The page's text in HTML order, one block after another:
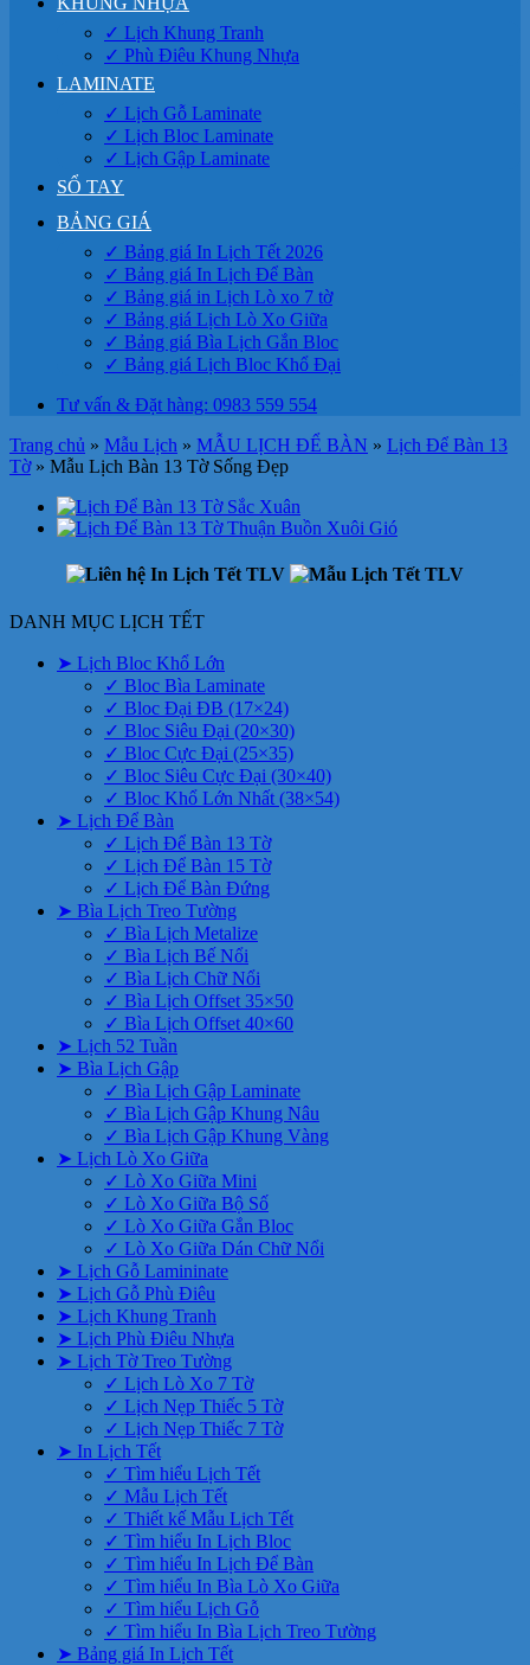
✓ Lịch Khung Tranh
✓ Phù Điêu Khung Nhựa
LAMINATE
✓ Lịch Gỗ Laminate
✓ Lịch Bloc Laminate
✓ Lịch Gập Laminate
SỔ TAY
BẢNG GIÁ
✓ Bảng giá In Lịch Tết 2026
✓ Bảng giá In Lịch Để Bàn
✓ Bảng giá in Lịch Lò xo 7 tờ
✓ Bảng giá Lịch Lò Xo Giữa
✓ Bảng giá Bìa Lịch Gắn Bloc
✓ Bảng giá Lịch Bloc Khổ Đại
Tư vấn & Đặt hàng: 0983 559 554
Trang chủ » Mẫu Lịch » MẪU LỊCH ĐỂ BÀN » Lịch Để Bàn 13
Tờ » Mẫu Lịch Bàn 13 Tờ Sống Đẹp
DANH MỤC LỊCH TẾT
➤ Lịch Bloc Khổ Lớn
✓ Bloc Bìa Laminate
✓ Bloc Đại ĐB (17×24)
✓ Bloc Siêu Đại (20×30)
✓ Bloc Cực Đại (25×35)
✓ Bloc Siêu Cực Đại (30×40)
✓ Bloc Khổ Lớn Nhất (38×54)
➤ Lịch Để Bàn
✓ Lịch Để Bàn 13 Tờ
✓ Lịch Để Bàn 15 Tờ
✓ Lịch Để Bàn Đứng
➤ Bìa Lịch Treo Tường
✓ Bìa Lịch Metalize
✓ Bìa Lịch Bế Nổi
✓ Bìa Lịch Chữ Nổi
✓ Bìa Lịch Offset 35×50
✓ Bìa Lịch Offset 40×60
➤ Lịch 52 Tuần
➤ Bìa Lịch Gập
✓ Bìa Lịch Gập Laminate
✓ Bìa Lịch Gập Khung Nâu
✓ Bìa Lịch Gập Khung Vàng
➤ Lịch Lò Xo Giữa
✓ Lò Xo Giữa Mini
✓ Lò Xo Giữa Bộ Số
✓ Lò Xo Giữa Gắn Bloc
✓ Lò Xo Giữa Dán Chữ Nổi
➤ Lịch Gỗ Lamininate
➤ Lịch Gỗ Phù Điêu
➤ Lịch Khung Tranh
➤ Lịch Phù Điêu Nhựa
➤ Lịch Tờ Treo Tường
✓ Lịch Lò Xo 7 Tờ
✓ Lịch Nẹp Thiếc 5 Tờ
✓ Lịch Nẹp Thiếc 7 Tờ
➤ In Lịch Tết
✓ Tìm hiểu Lịch Tết
✓ Mẫu Lịch Tết
✓ Thiết kế Mẫu Lịch Tết
✓ Tìm hiểu In Lịch Bloc
✓ Tìm hiểu In Lịch Để Bàn
✓ Tìm hiểu In Bìa Lò Xo Giữa
✓ Tìm hiểu Lịch Gỗ
✓ Tìm hiểu In Bìa Lịch Treo Tường
➤ Bảng giá In Lịch Tết